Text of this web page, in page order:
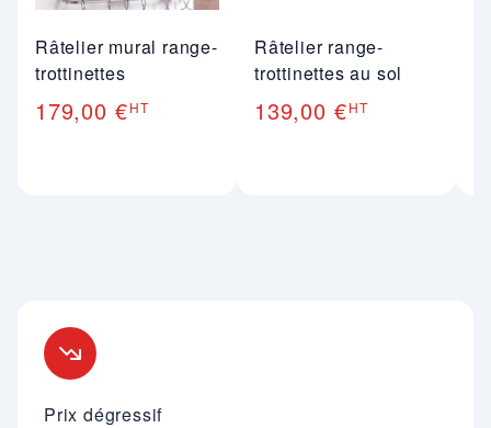
Râtelier mural range-
trottinettes
179,00 €HT
Râtelier range-
trottinettes au sol
139,00 €HT
Prix dégressif